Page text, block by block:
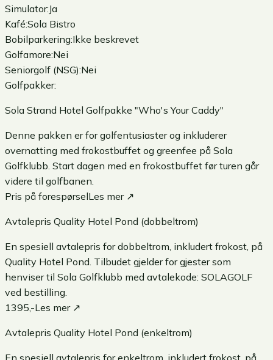
Simulator:Ja
Kafé:Sola Bistro
Bobilparkering:Ikke beskrevet
Golfamore:Nei
Seniorgolf (NSG):Nei
Golfpakker:
Sola Strand Hotel Golfpakke "Who's Your Caddy"
Denne pakken er for golfentusiaster og inkluderer
overnatting med frokostbuffet og greenfee på Sola
Golfklubb. Start dagen med en frokostbuffet før turen går
videre til golfbanen.
Pris på forespørselLes mer ↗
Avtalepris Quality Hotel Pond (dobbeltrom)
En spesiell avtalepris for dobbeltrom, inkludert frokost, på
Quality Hotel Pond. Tilbudet gjelder for gjester som
henviser til Sola Golfklubb med avtalekode: SOLAGOLF
ved bestilling.
1395,-Les mer ↗
Avtalepris Quality Hotel Pond (enkeltrom)
En spesiell avtalepris for enkeltrom, inkludert frokost, på